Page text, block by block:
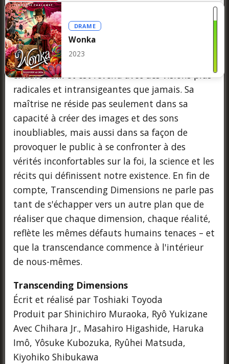
d'Alejandro Jodorowsky, les combats spectraux
de Gojoe de Gakuryû Ishii ou les transmissions
fantomatiques de Personal Shopper d'Olivier
Assayas, mais il reste indéniablement l'œuvre
de Toshiaki Toyoda, un réalisateur qui a
enduré l'exil et est revenu avec des visions plus
radicales et intransigeantes que jamais. Sa
maîtrise ne réside pas seulement dans sa
capacité à créer des images et des sons
inoubliables, mais aussi dans sa façon de
provoquer le public à se confronter à des
vérités inconfortables sur la foi, la science et les
récits qui définissent notre existence. En fin de
compte, Transcending Dimensions ne parle pas
tant de s'échapper vers un autre plan que de
réaliser que chaque dimension, chaque réalité,
reflète les mêmes défauts humains tenaces – et
que la transcendance commence à l'intérieur
de nous-mêmes.
Transcending Dimensions
Écrit et réalisé par Toshiaki Toyoda
Produit par Shinichiro Muraoka, Ryô Yukizane
Avec Chihara Jr., Masahiro Higashide, Haruka
Imô, Yôsuke Kubozuka, Ryûhei Matsuda,
Kiyohiko Shibukawa
DRAME
Wonka
2023